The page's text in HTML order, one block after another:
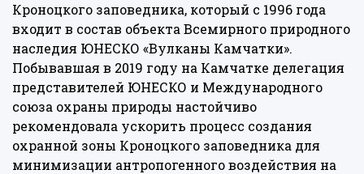
Кроноцкого заповедника, который с 1996 года
входит в состав объекта Всемирного природного
наследия ЮНЕСКО «Вулканы Камчатки».
Побывавшая в 2019 году на Камчатке делегация
представителей ЮНЕСКО и Международного
союза охраны природы настойчиво
рекомендовала ускорить процесс создания
охранной зоны Кроноцкого заповедника для
минимизации антропогенного воздействия на